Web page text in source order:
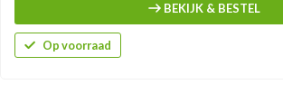
BEKIJK & BESTEL
Op voorraad